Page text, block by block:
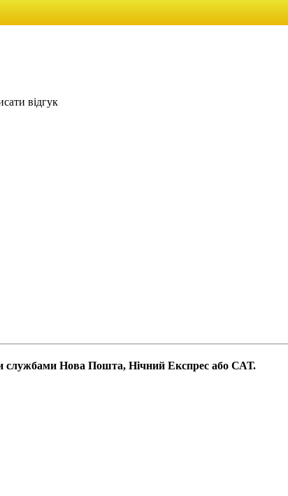
відгук
службами Нова Пошта, Нічний Експрес або САТ.